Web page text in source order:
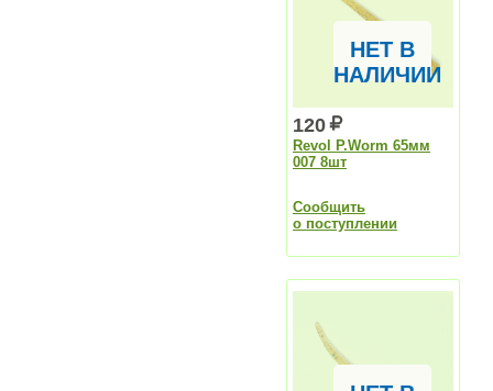
НЕТ В
НАЛИЧИИ
120
Revol P.Worm 65мм
007 8шт
Сообщить
о поступлении